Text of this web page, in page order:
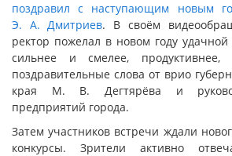
поздравил с наступающим новым
Э. А. Дмитриев. В своём
ректор пожелал в новом году
сильнее и смелее,
поздравительные слова от врио
края М. В. Дегтярёва и
предприятий города.
Затем участников встречи ждали
конкурсы. Зрители активно